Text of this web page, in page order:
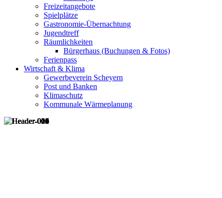
Freizeitangebote
Spielplätze
Gastronomie-Übernachtung
Jugendtreff
Räumlichkeiten
Bürgerhaus (Buchungen & Fotos)
Ferienpass
Wirtschaft & Klima
Gewerbeverein Scheyern
Post und Banken
Klimaschutz
Kommunale Wärmeplanung